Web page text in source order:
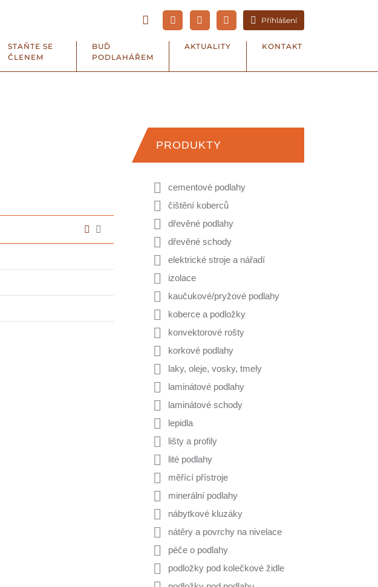
Příhlášení
STAŇTE SE
ČLENEM
BUĎ
PODLAHÁŘEM
AKTUALITY KONTAKT
PRODUKTY
cementové podlahy
čištění koberců
dřevěné podlahy
dřevěné schody
elektrické stroje a nářadí
izolace
kaučukové/pryžové podlahy
koberce a podložky
konvektorové rošty
korkové podlahy
laky, oleje, vosky, tmely
laminátové podlahy
laminátové schody
lepidla
lišty a profily
lité podlahy
měřící přístroje
minerální podlahy
nábytkové kluzáky
nátěry a povrchy na nivelace
péče o podlahy
podložky pod kolečkové židle